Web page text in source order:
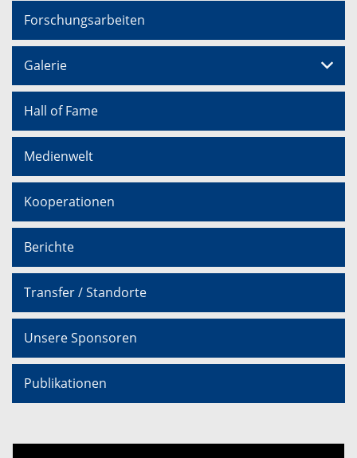
Forschungsarbeiten
Galerie
Hall of Fame
Medienwelt
Kooperationen
Berichte
Transfer / Standorte
Unsere Sponsoren
Publikationen